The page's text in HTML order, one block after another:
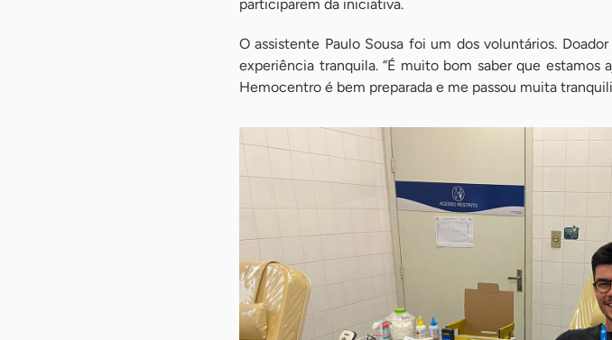
participarem da iniciativa.
O assistente Paulo Sousa foi um dos voluntários.
experiência tranquila. “É muito bom saber que estamos
Hemocentro é bem preparada e me passou muita